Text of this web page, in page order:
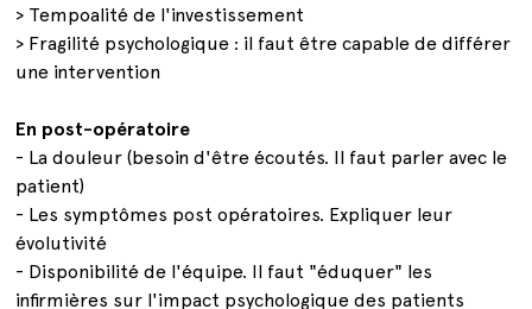
> Tempoalité de l'investissement
> Fragilité psychologique : il faut être capable de différer
une intervention
En post-opératoire
- La douleur (besoin d'être écoutés. Il faut parler avec le
patient)
- Les symptômes post opératoires. Expliquer leur
évolutivité
- Disponibilité de l'équipe. Il faut "éduquer" les
infirmières sur l'impact psychologique des patients